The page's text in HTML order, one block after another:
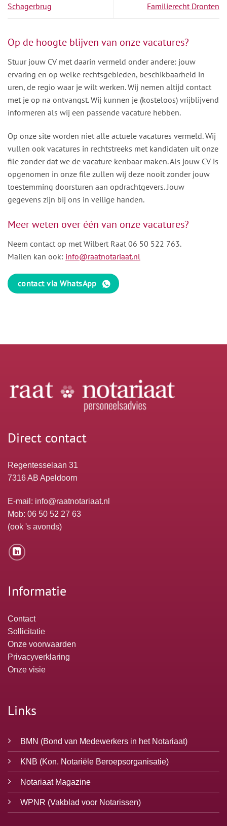
Schagerbrug
Familierecht Dronten
Op de hoogte blijven van onze vacatures?
Stuur jouw CV met daarin vermeld onder andere: jouw
ervaring en op welke rechtsgebieden, beschikbaarheid in
uren, de regio waar je wilt werken. Wij nemen altijd contact
met je op na ontvangst. Wij kunnen je (kosteloos) vrijblijvend
informeren als wij een passende vacature hebben.
Op onze site worden niet alle actuele vacatures vermeld. Wij
vullen ook vacatures in rechtstreeks met kandidaten uit onze
file zonder dat we de vacature kenbaar maken. Als jouw CV is
opgenomen in onze file zullen wij deze nooit zonder jouw
toestemming doorsturen aan opdrachtgevers. Jouw
gegevens zijn bij ons in veilige handen.
Meer weten over één van onze vacatures?
Neem contact op met Wilbert Raat 06 50 522 763.
Mailen kan ook: info@raatnotariaat.nl
contact via WhatsApp
Direct contact
Regentesselaan 31
7316 AB Apeldoorn
E-mail: info@raatnotariaat.nl
Mob: 06 50 52 27 63
(ook 's avonds)
Informatie
Contact
Sollicitatie
Onze voorwaarden
Privacyverklaring
Onze visie
Links
BMN (Bond van Medewerkers in het Notariaat)
KNB (Kon. Notariële Beroepsorganisatie)
Notariaat Magazine
WPNR (Vakblad voor Notarissen)